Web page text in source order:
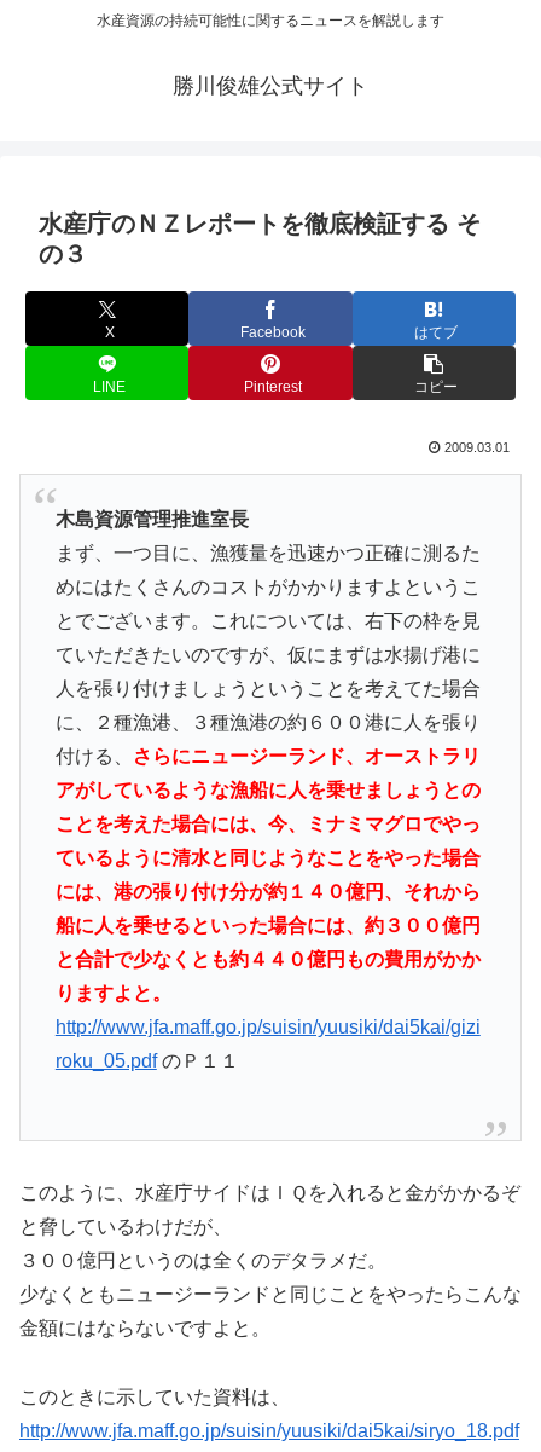
水産資源の持続可能性に関するニュースを解説します
勝川俊雄公式サイト
水産庁のＮＺレポートを徹底検証する そ
の３
X Facebook はてブ
LINE Pinterest コピー
2009.03.01
木島資源管理推進室長
まず、一つ目に、漁獲量を迅速かつ正確に測るた
めにはたくさんのコストがかかりますよというこ
とでございます。これについては、右下の枠を見
ていただきたいのですが、仮にまずは水揚げ港に
人を張り付けましょうということを考えてた場合
に、２種漁港、３種漁港の約６００港に人を張り
付ける、
さらにニュージーランド、オーストラリ
アがしているような漁船に人を乗せましょうとの
ことを考えた場合には、今、ミナミマグロでやっ
ているように清水と同じようなことをやった場合
には、港の張り付け分が約１４０億円、それから
船に人を乗せるといった場合には、約３００億円
と合計で少なくとも約４４０億円もの費用がかか
りますよと。
http://www.jfa.maff.go.jp/suisin/yuusiki/dai5kai/gizi
roku_05.pdfのＰ１１
このように、水産庁サイドはＩＱを入れると金がかかるぞ
と脅しているわけだが、
３００億円というのは全くのデタラメだ。
少なくともニュージーランドと同じことをやったらこんな
金額にはならないですよと。
このときに示していた資料は、
http://www.jfa.maff.go.jp/suisin/yuusiki/dai5kai/siryo_18.pdf